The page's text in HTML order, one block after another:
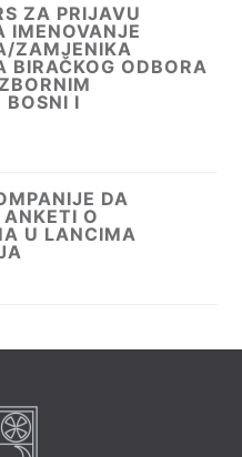
ZA PRIJAVU
IMENOVANJE
ZAMJENIKA
BIRAČKOG ODBORA
BOSNI I
DA
O
U LANCIMA